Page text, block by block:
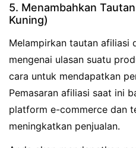
5. Menambahkan
Kuning)
Melampirkan tautan afiliasi
mengenai ulasan suatu
cara untuk mendapatkan
Pemasaran afiliasi saat ini
platform e-commerce dan
meningkatkan penjualan.